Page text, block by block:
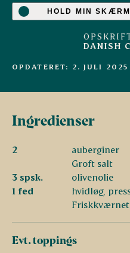
HOLD MIN
DANISH
OPDATERET: 2. JULI 2025
Ingredienser
2
auberginer
Groft salt
3 spsk.
olivenolie
1 fed
hvidløg,
Evt. toppings